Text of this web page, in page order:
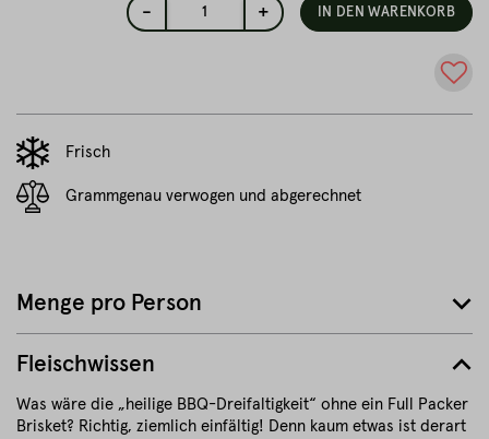
- 1 + IN DEN WARENKORB
Frisch
Grammgenau verwogen und abgerechnet
Fleischwissen
Was wäre die „heilige BBQ-Dreifaltigkeit“ ohne ein Full Packer
Brisket? Richtig, ziemlich einfältig! Denn kaum etwas ist derart
Menge pro Person